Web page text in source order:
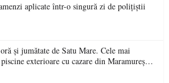
aplicate într-o singură zi de polițiștii
și jumătate de Satu Mare. Cele mai
piscine exterioare cu cazare din Maramureș,
de vară